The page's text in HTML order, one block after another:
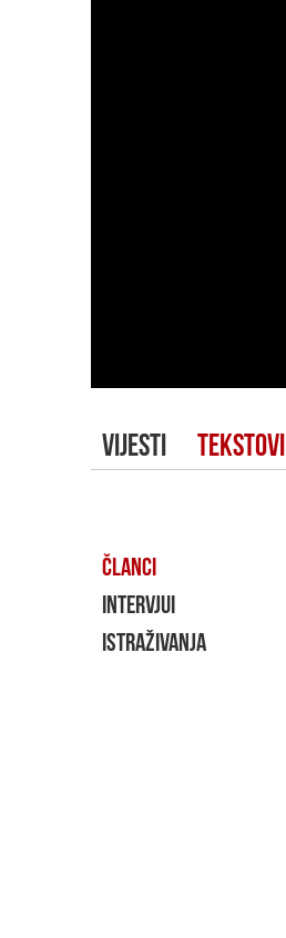
VIJESTI TEKSTOVI
ČLANCI
INTERVJUI
ISTRAŽIVANJA